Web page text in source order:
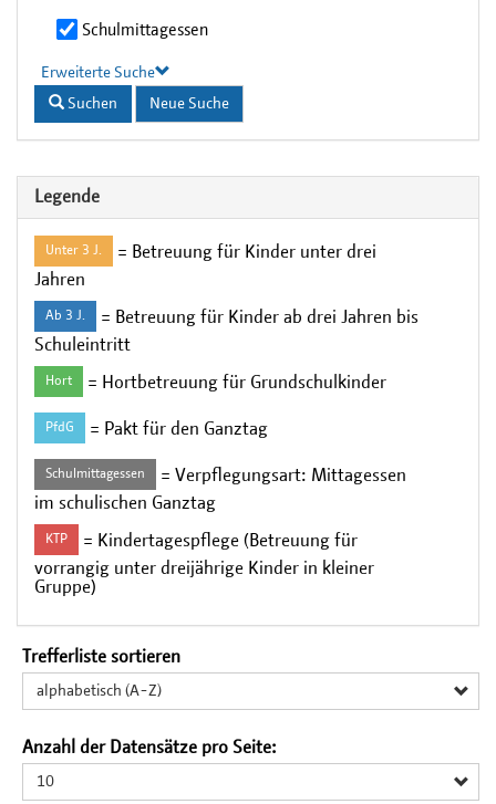
Schulmittagessen
Erweiterte Suche
Suchen
Neue Suche
Legende
Unter 3 J.
= Betreuung für Kinder unter drei
Jahren
Ab 3 J.
= Betreuung für Kinder ab drei Jahren bis
Schuleintritt
Hort = Hortbetreuung für Grundschulkinder
PfdG = Pakt für den Ganztag
Schulmittagessen
= Verpflegungsart: Mittagessen
im schulischen Ganztag
KTP
= Kindertagespflege (Betreuung für
vorrangig unter dreijährige Kinder in kleiner
Gruppe)
Trefferliste sortieren
alphabetisch (A-Z)
Anzahl der Datensätze pro Seite:
10